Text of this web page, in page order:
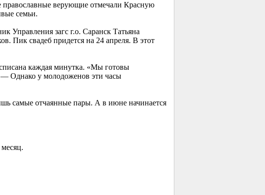
православные верующие отмечали Красную
семьи.
Управления загс г.о. Саранск Татьяна
Пик свадеб придется на 24 апреля. В этот
каждая минутка. «Мы готовы
— Однако у молодоженов эти часы
самые отчаянные пары. А в июне начинается